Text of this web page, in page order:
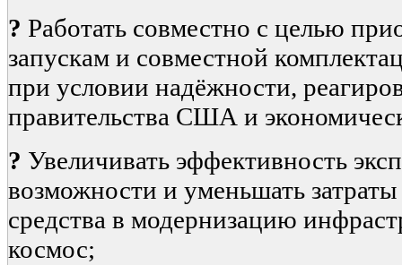
? Работать совместно с целью
запускам и совместной
при условии надёжности,
правительства США и
? Увеличивать эффективность
возможности и уменьшать
средства в модернизацию
космос;